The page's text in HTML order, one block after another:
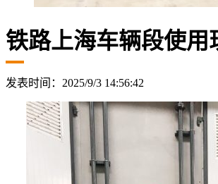
铁路上海车辆段使用
发表时间：2025/9/3 14:56:42